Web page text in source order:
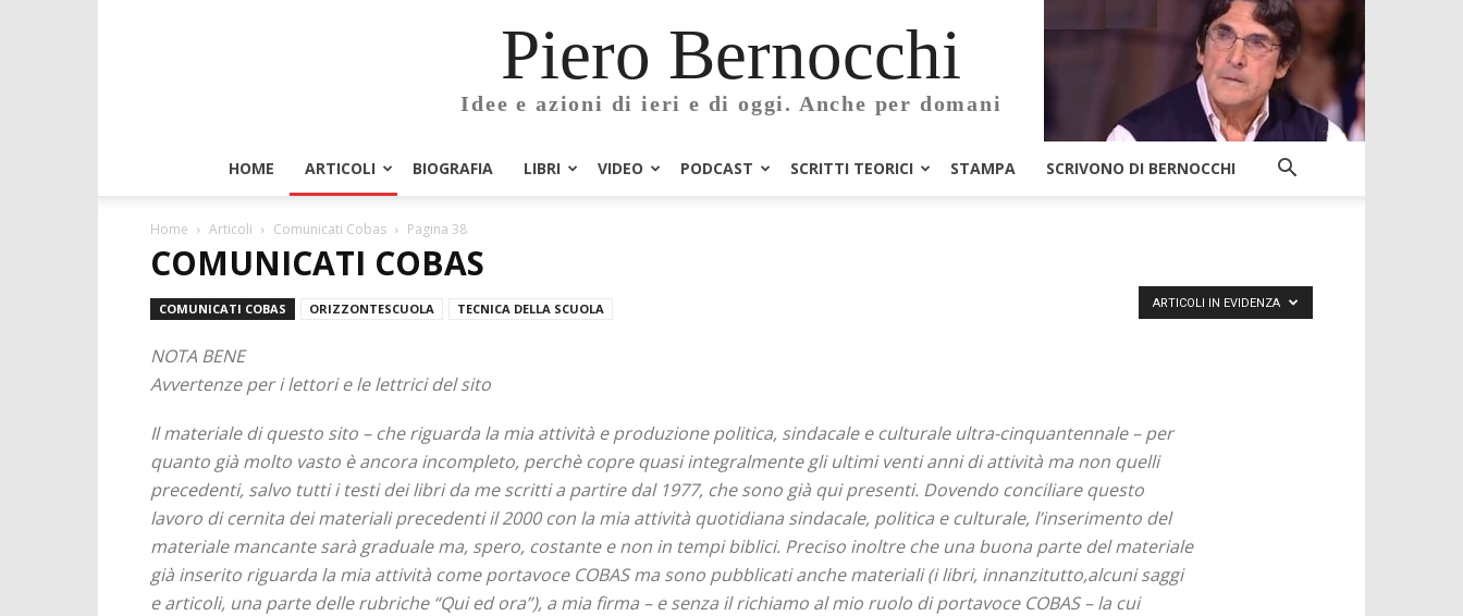
Piero Bernocchi
Idee e azioni di ieri e di oggi. Anche per domani
HOME ARTICOLI BIOGRAFIA LIBRI VIDEO PODCAST SCRITTI TEORICI STAMPA SCRIVONO DI BERNOCCHI
Home Articoli Comunicati Cobas Pagina 38
COMUNICATI COBAS
COMUNICATI COBAS ORIZZONTESCUOLA TECNICA DELLA SCUOLA
NOTA BENE
Avvertenze per i lettori e le lettrici del sito
Il materiale di questo sito – che riguarda la mia attività e produzione politica, sindacale e culturale ultra-cinquantennale – per
quanto già molto vasto è ancora incompleto, perchè copre quasi integralmente gli ultimi venti anni di attività ma non quelli
precedenti, salvo tutti i testi dei libri da me scritti a partire dal 1977, che sono già qui presenti. Dovendo conciliare questo
lavoro di cernita dei materiali precedenti il 2000 con la mia attività quotidiana sindacale, politica e culturale, l’inserimento del
materiale mancante sarà graduale ma, spero, costante e non in tempi biblici. Preciso inoltre che una buona parte del materiale
già inserito riguarda la mia attività come portavoce COBAS ma sono pubblicati anche materiali (i libri, innanzitutto,alcuni saggi
e articoli, una parte delle rubriche “Qui ed ora”), a mia firma – e senza il richiamo al mio ruolo di portavoce COBAS – la cui
ARTICOLI IN EVIDENZA